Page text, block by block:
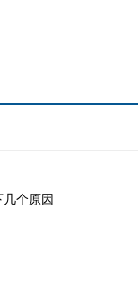
个原因